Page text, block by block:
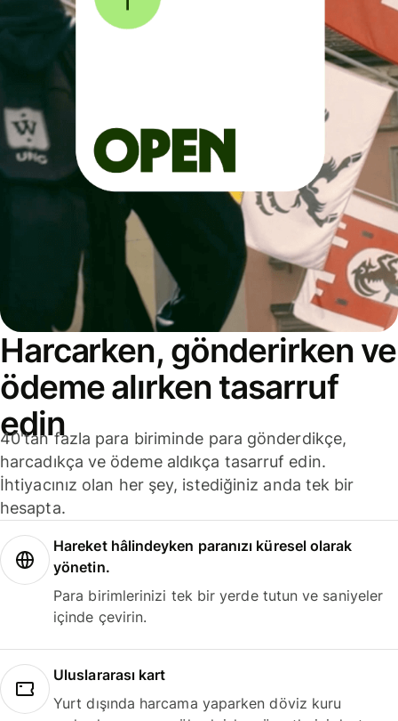
Harcarken, gönderirken ve
ödeme alırken tasarruf
edin
40'tan fazla para biriminde para gönderdikçe,
harcadıkça ve ödeme aldıkça tasarruf edin.
İhtiyacınız olan her şey, istediğiniz anda tek bir
hesapta.
Hareket hâlindeyken paranızı küresel olarak
yönetin.
Para birimlerinizi tek bir yerde tutun ve saniyeler
içinde çevirin.
Uluslararası kart
Yurt dışında harcama yaparken döviz kuru